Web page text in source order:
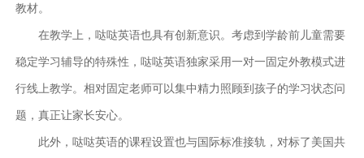
教材。
在教学上，哒哒英语也具有创新意识。考虑到学龄前儿童需要
稳定学习辅导的特殊性，哒哒英语独家采用一对一固定外教模式进
行线上教学。相对固定老师可以集中精力照顾到孩子的学习状态问
题，真正让家长安心。
此外，哒哒英语的课程设置也与国际标准接轨，对标了美国共